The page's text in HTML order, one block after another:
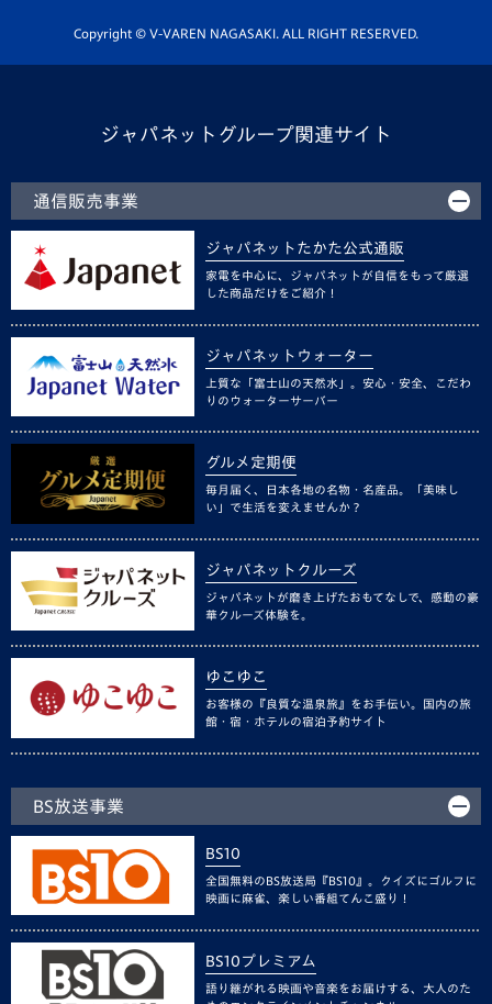
ホームタウン活動
Copyright © V-VAREN NAGASAKI. ALL RIGHT RESERVED.
ジャパネットグループ関連サイト
通信販売事業
ジャパネットたかた公式通販
家電を中心に、ジャパネットが自信をもって厳選
した商品だけをご紹介！
ジャパネットウォーター
上質な「富士山の天然水」。安心・安全、こだわ
りのウォーターサーバー
グルメ定期便
毎月届く、日本各地の名物・名産品。「美味し
い」で生活を変えませんか？
ジャパネットクルーズ
ジャパネットが磨き上げたおもてなしで、感動の豪
華クルーズ体験を。
ゆこゆこ
お客様の『良質な温泉旅』をお手伝い。国内の旅
館・宿・ホテルの宿泊予約サイト
BS放送事業
BS10
全国無料のBS放送局『BS10』。クイズにゴルフに
映画に麻雀、楽しい番組てんこ盛り！
BS10プレミアム
語り継がれる映画や音楽をお届けする、大人のた